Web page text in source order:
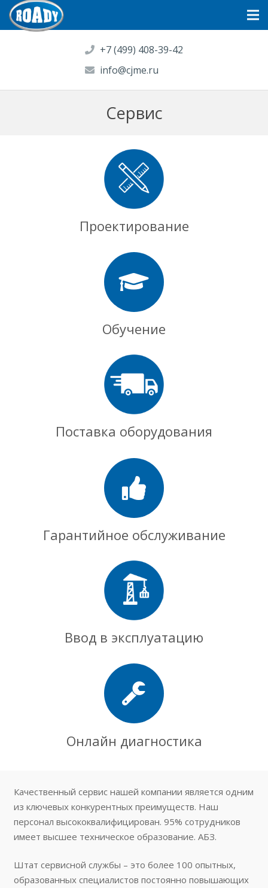
+7 (499) 408-39-42
info@cjme.ru
Сервис
Проектирование
Обучение
Поставка оборудования
Гарантийное обслуживание
Ввод в эксплуатацию
Онлайн диагностика
Качественный сервис нашей компании является одним
из ключевых конкурентных преимуществ. Наш
персонал высококвалифицирован. 95% сотрудников
имеет высшее техническое образование. АБЗ.
Штат сервисной службы – это более 100 опытных,
образованных специалистов постоянно повышающих